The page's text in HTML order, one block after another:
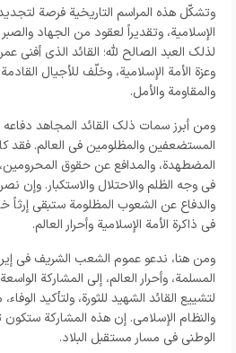
وتشکّل هذه المراسم التاریخیة فرصة
الإسلامیة، وتقدیراً لعقود من الجهاد والصبر
لذلک العبد الصالح لله؛ القائد الذی أفنى
وعزة الأمة الإسلامیة، وخلّف للأجیال
والمقاومة والأمل.
ومن أبرز سمات ذلک القائد المجاهد
المستضعفین والمظلومین فی العالم.
المضطهدة، والمدافع عن حقوق
فی وجه الظلم والاحتلال والاستکبار. وإن
والدفاع عن الشعوب المظلومة ستبقى إرثاً
فی ذاکرة الأمة الإسلامیة وأحرار العالم.
ومن هنا، ندعو عموم الشعب الشریف فی
المسلمة، وأحرار العالم، إلى المشارکة
لتشییع القائد الشهید للثورة، ولتأکید
والنظام الإسلامی. إن هذه المشارکة
الوطنی فی مسار مستقبل البلاد.